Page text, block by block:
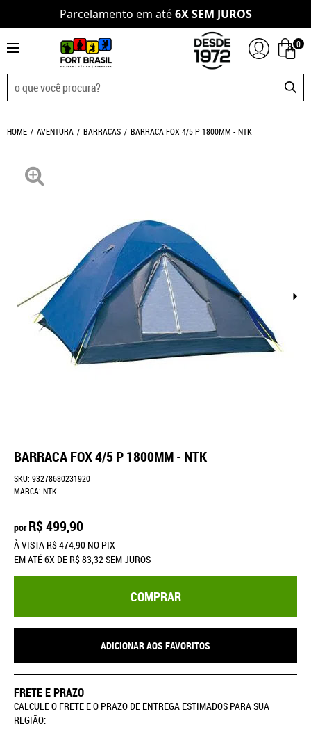
Parcelamento em até6X SEM JUROS
0
HOME AVENTURA BARRACAS BARRACA FOX 4/5 P 1800MM - NTK
BARRACA FOX 4/5 P 1800MM - NTK
SKU: 93278680231920
MARCA: NTK
por R$ 499,90
À VISTA R$ 474,90 NO PIX
EM ATÉ6X DE R$ 83,32SEM JUROS
COMPRAR
ADICIONAR AOS FAVORITOS
FRETE E PRAZO
CALCULE O FRETE E O PRAZO DE ENTREGA ESTIMADOS PARA SUA
REGIÃO: